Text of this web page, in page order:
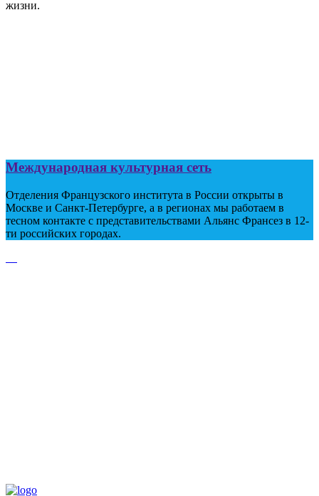
жизни.
Международная культурная сеть
Отделения Французского института в России открыты в
Москве и Санкт-Петербурге, а в регионах мы работаем в
тесном контакте с представительствами Альянс Франсез в 12-
ти российских городах.